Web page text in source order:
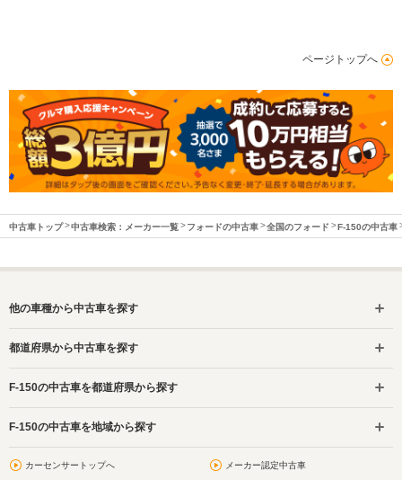
ページトップへ
中古車トップ 中古車検索：メーカー一覧 フォードの中古車 全国のフォード F-150の中古車
他の車種から中古車を探す
都道府県から中古車を探す
F-150の中古車を都道府県から探す
F-150の中古車を地域から探す
カーセンサートップへ メーカー認定中古車